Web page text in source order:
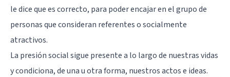
le dice que es correcto, para poder encajar en el grupo de
personas que consideran referentes o socialmente
atractivos.
La presión social sigue presente a lo largo de nuestras vidas
y condiciona, de una u otra forma, nuestros actos e ideas.